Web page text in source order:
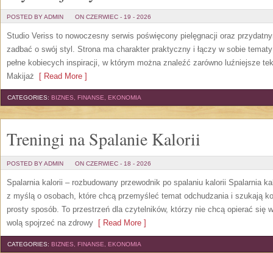
POSTED BY ADMIN ON CZERWIEC - 19 - 2026
Studio Veriss to nowoczesny serwis poświęcony pielęgnacji oraz
zadbać o swój styl. Strona ma charakter praktyczny i łączy w sobie
pełne kobiecych inspiracji, w którym można znaleźć zarówno luźniejsze
Makijaż [ Read More ]
CATEGORIES: BIZNES, FINANSE, EKONOMIA
Treningi na Spalanie Kalorii
POSTED BY ADMIN ON CZERWIEC - 18 - 2026
Spalarnia kalorii – rozbudowany przewodnik po spalaniu kalorii Spalarnia
z myślą o osobach, które chcą przemyśleć temat odchudzania i szukają
prosty sposób. To przestrzeń dla czytelników, którzy nie chcą opierać się
wolą spojrzeć na zdrowy [ Read More ]
CATEGORIES: BIZNES, FINANSE, EKONOMIA